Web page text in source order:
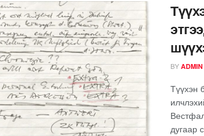
BY ADMIN
Түүхэн
дугаар